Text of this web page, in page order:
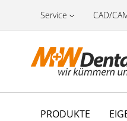
Service CAD/
PRODUKTE